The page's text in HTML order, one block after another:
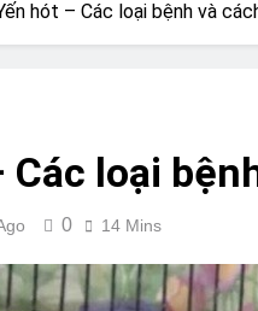
Are Bulldogs
7 Năm Ago
Can Bulldogs
7 Năm Ago
hót – Các loại bệnh và
Các loại
0 14 Mins